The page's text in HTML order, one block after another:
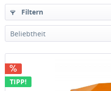
Filtern
Beliebtheit
TIPP!